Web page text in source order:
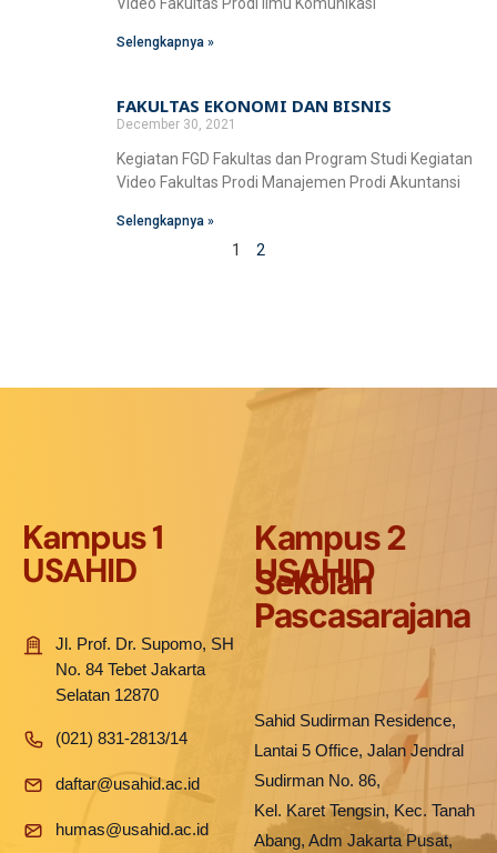
Selengkapnya »
FAKULTAS EKONOMI DAN BISNIS
December 30, 2021
Kegiatan FGD Fakultas dan Program Studi Kegiatan
Video Fakultas Prodi Manajemen Prodi Akuntansi
Selengkapnya »
1 2
Kampus 1
USAHID
Jl. Prof. Dr. Supomo, SH
No. 84 Tebet Jakarta
Selatan 12870
(021) 831-2813/14
daftar@usahid.ac.id
humas@usahid.ac.id
Kampus 2
USAHID
Sekolah
Pascasarajana
Sahid Sudirman Residence,
Lantai 5 Office, Jalan Jendral
Sudirman No. 86,
Kel. Karet Tengsin, Kec. Tanah
Abang, Adm Jakarta Pusat,